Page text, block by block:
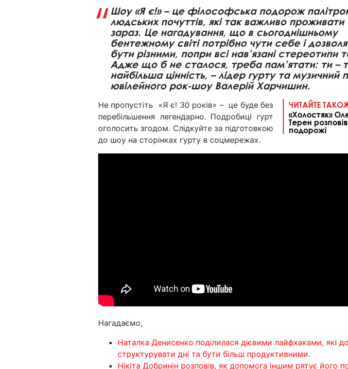
Шоу «Я є!» – це філософська подорож
людських почуттів, які так важливо проживати
зараз. Це нагадування, що в сьогоднішньому
бентежному світі потрібно чути себе і
бути різними, попри всі нав’язані стереотипи
Адже що б не сталося, треба пам’ятати: ти –
найбільша цінність, – лідер гурту та
ювілейного рок-шоу Валерій Харчишин.
ЧИТАЙТЕ
«Холостяк»
Терен
подорожі
Не пропустіть «Я є! 30 років» – це буде без
перебільшення легендарно. Подробиці гурт
оголосить згодом. Слідкуйте за підготовкою
до шоу на сторінках гурту в соцмережах.
Нагадаємо,
Наталка Денисенко поділилася дієвими лайфхаками, які
структурувати дні та бути більш продуктивними.
Нікіта Добринін розповів, як допомога іншим рятує його